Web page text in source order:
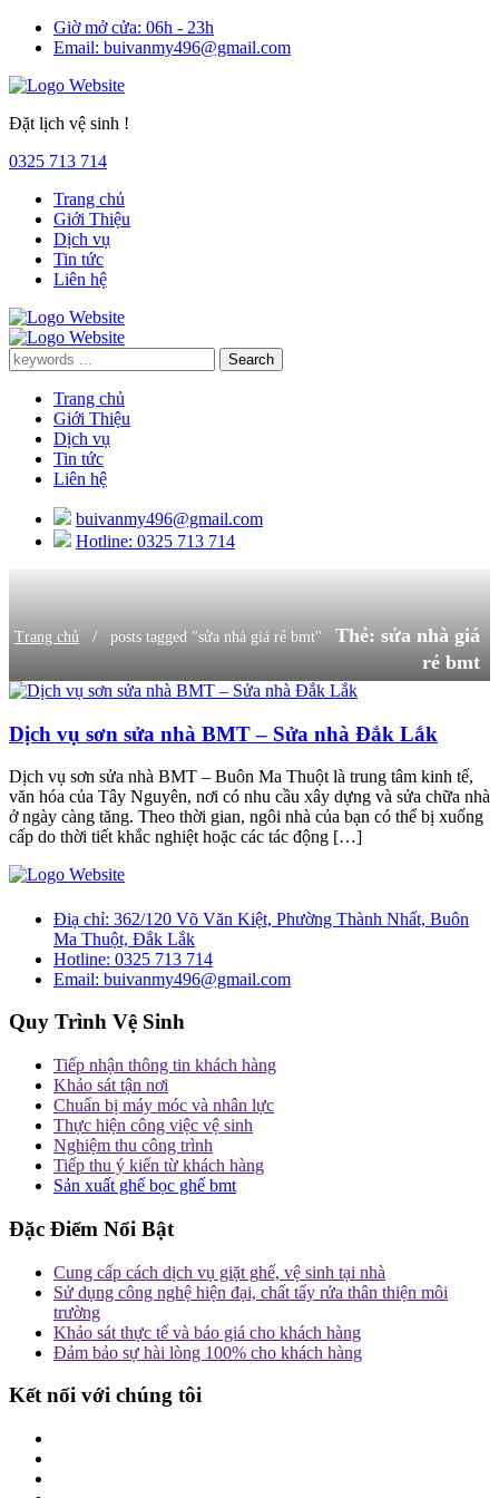
Giờ mở cửa: 06h - 23h
Email: buivanmy496@gmail.com
Đặt lịch vệ sinh !
0325 713 714
Trang chủ
Giới Thiệu
Dịch vụ
Tin tức
Liên hệ
Trang chủ
Giới Thiệu
Dịch vụ
Tin tức
Liên hệ
buivanmy496@gmail.com
Hotline: 0325 713 714
Trang chủ / posts tagged "sửa nhà giá rẻ bmt" Thẻ:sửa nhà giá
rẻ bmt
Dịch vụ sơn sửa nhà BMT – Sửa nhà Đắk Lắk
Dịch vụ sơn sửa nhà BMT – Buôn Ma Thuột là trung tâm kinh tế,
văn hóa của Tây Nguyên, nơi có nhu cầu xây dựng và sửa chữa nhà
ở ngày càng tăng. Theo thời gian, ngôi nhà của bạn có thể bị xuống
cấp do thời tiết khắc nghiệt hoặc các tác động […]
Điạ chỉ: 362/120 Võ Văn Kiệt, Phường Thành Nhất, Buôn
Ma Thuột, Đắk Lắk
Hotline: 0325 713 714
Email: buivanmy496@gmail.com
Quy Trình Vệ Sinh
Tiếp nhận thông tin khách hàng
Khảo sát tận nơi
Chuẩn bị máy móc và nhân lực
Thực hiện công việc vệ sinh
Nghiệm thu công trình
Tiếp thu ý kiến từ khách hàng
Sản xuất ghế bọc ghế bmt
Đặc Điểm Nổi Bật
Cung cấp cách dịch vụ giặt ghế, vệ sinh tại nhà
Sử dụng công nghệ hiện đại, chất tẩy rửa thân thiện môi
trường
Khảo sát thực tế và báo giá cho khách hàng
Đảm bảo sự hài lòng 100% cho khách hàng
Kết nối với chúng tôi